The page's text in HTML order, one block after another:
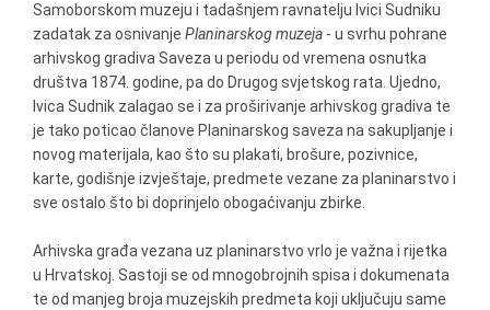
Samoborskom muzeju i tadašnjem ravnatelju Ivici Sudniku
zadatak za osnivanje Planinarskog muzeja - u svrhu pohrane
arhivskog gradiva Saveza u periodu od vremena osnutka
društva 1874. godine, pa do Drugog svjetskog rata. Ujedno,
Ivica Sudnik zalagao se i za proširivanje arhivskog gradiva te
je tako poticao članove Planinarskog saveza na sakupljanje i
novog materijala, kao što su plakati, brošure, pozivnice,
karte, godišnje izvještaje, predmete vezane za planinarstvo i
sve ostalo što bi doprinjelo obogaćivanju zbirke.
Arhivska građa vezana uz planinarstvo vrlo je važna i rijetka
u Hrvatskoj. Sastoji se od mnogobrojnih spisa i dokumenata
te od manjeg broja muzejskih predmeta koji uključuju same